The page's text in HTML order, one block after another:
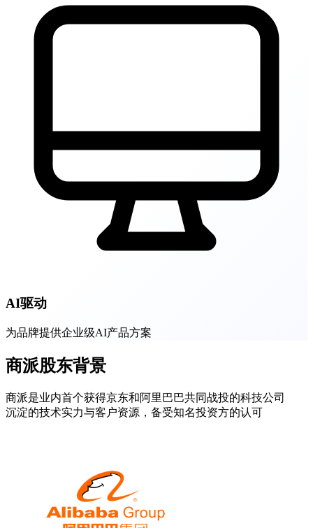
AI驱动
为品牌提供企业级AI产品方案
商派股东背景
商派是业内首个获得京东和阿里巴巴共同战投的科技公司
沉淀的技术实力与客户资源，备受知名投资方的认可